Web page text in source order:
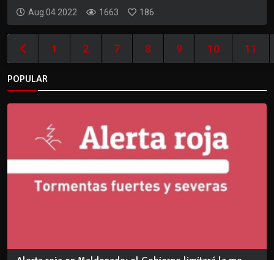
Aug 04 2022 1663 186
1 2 7 8 9 10 11
POPULAR